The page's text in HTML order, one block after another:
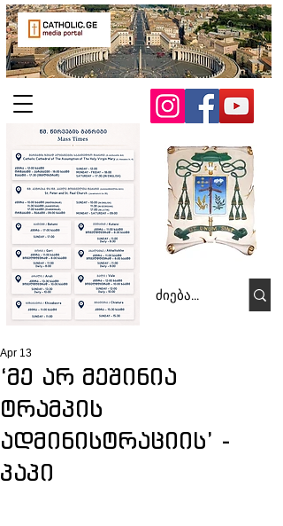
‘მე არ მეშინია
ტრამპის
ადმინისტრაციის’ -
პაპი
Apr 13